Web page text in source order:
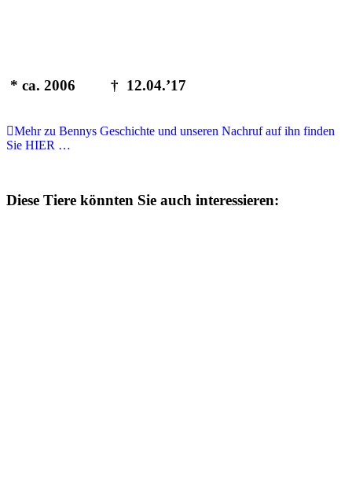
* ca. 2006 † 12.04.’17
Mehr zu Bennys Geschichte und unseren Nachruf auf ihn finden
Sie HIER …
Diese Tiere könnten Sie auch interessieren: